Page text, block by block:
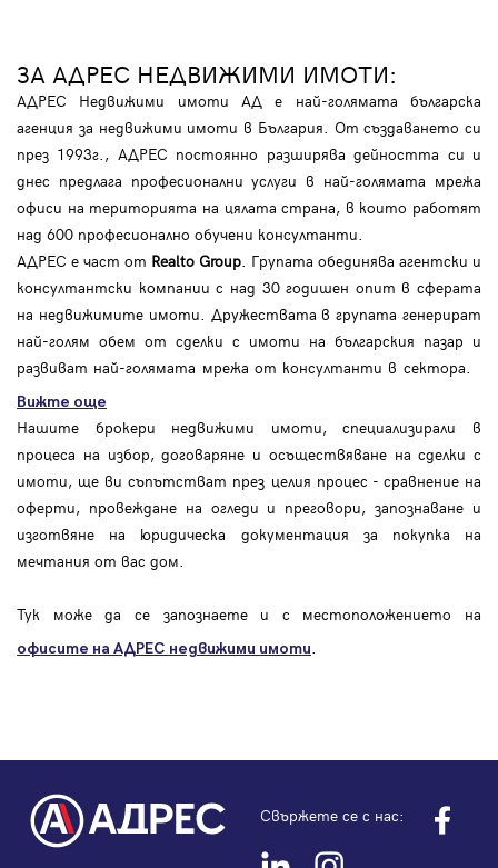
ЗА АДРЕС НЕДВИЖИМИ ИМОТИ:
АДРЕС Недвижими имоти АД е най-голямата българска
агенция за недвижими имоти в България. От създаването си
през 1993г., АДРЕС постоянно разширява дейността си и
днес предлага професионални услуги в най-голямата мрежа
офиси на територията на цялата страна, в които работят
над 600 професионално обучени консултанти.
АДРЕС е част от Realto Group. Групата обединява агентски и
консултантски компании с над 30 годишен опит в сферата
на недвижимите имоти. Дружествата в групата генерират
най-голям обем от сделки с имоти на българския пазар и
развиват най-голямата мрежа от консултанти в сектора.
Вижте още
Нашите брокери недвижими имоти, специализирали в
процеса на избор, договаряне и осъществяване на сделки с
имоти, ще ви съпътстват през целия процес - сравнение на
оферти, провеждане на огледи и преговори, запознаване и
изготвяне на юридическа документация за покупка на
мечтания от вас дом.
Тук може да се запознаете и с местоположението на
офисите на АДРЕС недвижими имоти.
Свържете се с нас: